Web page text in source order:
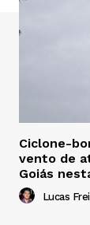
Ciclone-
vento de
Goiás
Lucas